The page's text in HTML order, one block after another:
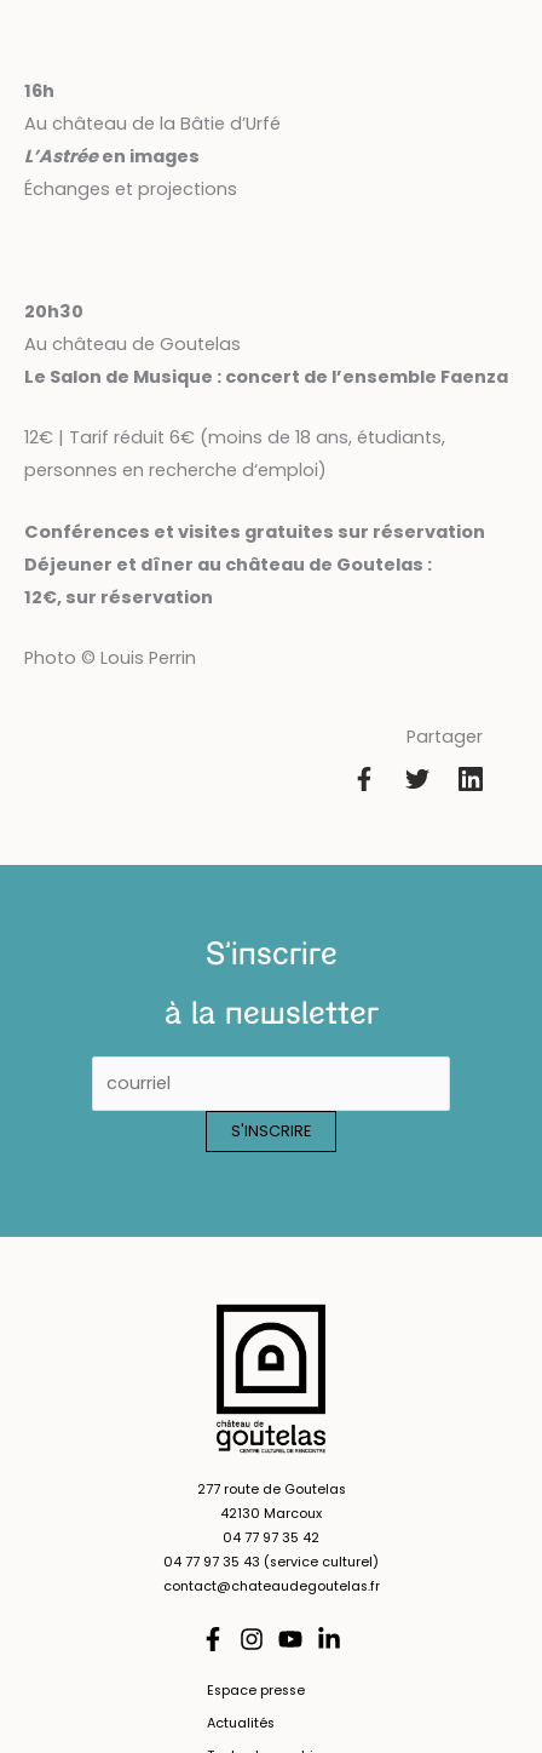
16h
Au château de la Bâtie d’Urfé
L’Astréeen images
Échanges et projections
20h30
Au château de Goutelas
Le Salon de Musique : concert de l’ensemble Faenza
12€ | Tarif réduit 6€ (moins de 18 ans, étudiants,
personnes en recherche d‘emploi)
Conférences et visites gratuites sur réservation
Déjeuner et dîner au château de Goutelas :
12€, sur réservation
Photo © Louis Perrin
Partager
S'inscrire
à la newsletter
277 route de Goutelas
42130 Marcoux
04 77 97 35 42
04 77 97 35 43 (service culturel)
contact@chateaudegoutelas.fr
Espace presse
Actualités